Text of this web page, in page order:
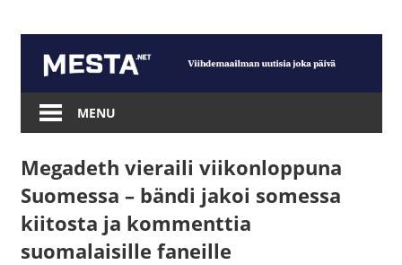
content
Mesta.net
MENU
Megadeth vieraili viikonloppuna
Suomessa – bändi jakoi somessa
kiitosta ja kommenttia
suomalaisille faneille